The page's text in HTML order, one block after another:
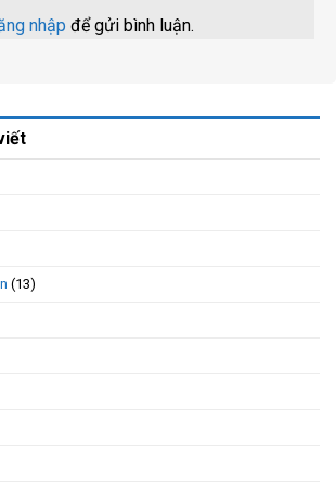
nhập để gửi bình luận.
(13)